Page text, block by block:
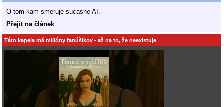
O tom kam smeruje sucasne AI.
Přejít na článek
Táto kapela má milióny fanúšikov - až na to, že neexistuje